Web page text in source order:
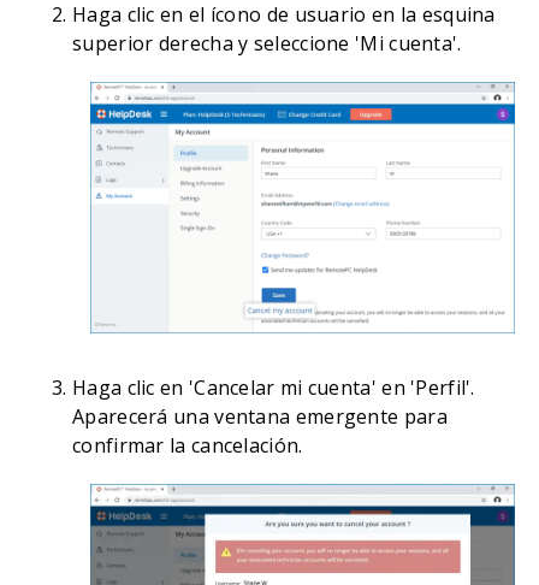
Haga clic en el ícono de usuario en la esquina
superior derecha y seleccione 'Mi cuenta'.
Haga clic en 'Cancelar mi cuenta' en 'Perfil'.
Aparecerá una ventana emergente para
confirmar la cancelación.